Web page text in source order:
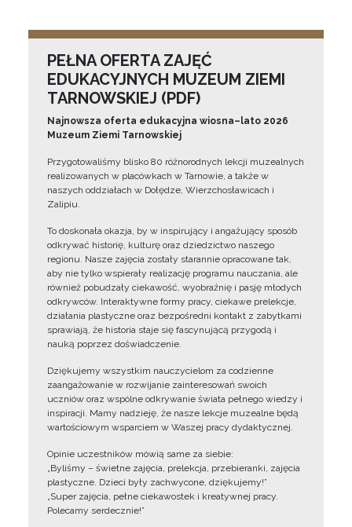
PEŁNA OFERTA ZAJĘĆ
EDUKACYJNYCH MUZEUM ZIEMI
TARNOWSKIEJ (PDF)
Najnowsza oferta edukacyjna wiosna–lato 2026
Muzeum Ziemi Tarnowskiej
Przygotowaliśmy blisko 80 różnorodnych lekcji muzealnych
realizowanych w placówkach w Tarnowie, a także w
naszych oddziałach w Dołędze, Wierzchosławicach i
Zalipiu.
To doskonała okazja, by w inspirujący i angażujący sposób
odkrywać historię, kulturę oraz dziedzictwo naszego
regionu. Nasze zajęcia zostały starannie opracowane tak,
aby nie tylko wspierały realizację programu nauczania, ale
również pobudzały ciekawość, wyobraźnię i pasję młodych
odkrywców. Interaktywne formy pracy, ciekawe prelekcje,
działania plastyczne oraz bezpośredni kontakt z zabytkami
sprawiają, że historia staje się fascynującą przygodą i
nauką poprzez doświadczenie.
Dziękujemy wszystkim nauczycielom za codzienne
zaangażowanie w rozwijanie zainteresowań swoich
uczniów oraz wspólne odkrywanie świata pełnego wiedzy i
inspiracji. Mamy nadzieję, że nasze lekcje muzealne będą
wartościowym wsparciem w Waszej pracy dydaktycznej.
Opinie uczestników mówią same za siebie:
„Byliśmy – świetne zajęcia, prelekcja, przebieranki, zajęcia
plastyczne. Dzieci były zachwycone, dziękujemy!”
„Super zajęcia, pełne ciekawostek i kreatywnej pracy.
Polecamy serdecznie!”